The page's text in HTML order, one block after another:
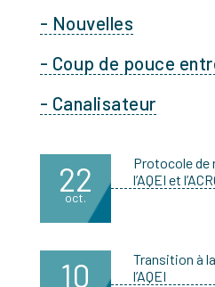
- Nouvelles
- Coup de pouce
- Canalisateur
22
oct.
Protocole de
l’AQEI et
10
Transition à
l’AQEI